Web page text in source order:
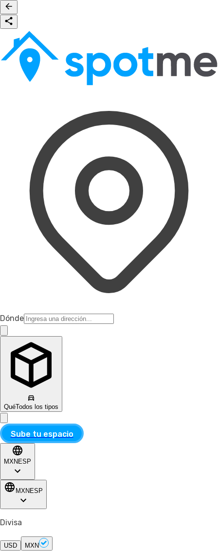
Dónde
QuéTodos los tipos
Sube tu espacio
MXN ESP
MXN ESP
Divisa
USD MXN